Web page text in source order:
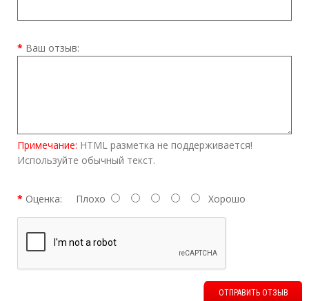
Ваш отзыв:
Примечание: HTML разметка не поддерживается!
Используйте обычный текст.
Оценка: Плохо Хорошо
ОТПРАВИТЬ ОТЗЫВ